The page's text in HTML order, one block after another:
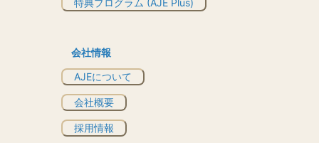
特典プログラム (AJE Plus)
会社情報
AJEについて
会社概要
採用情報